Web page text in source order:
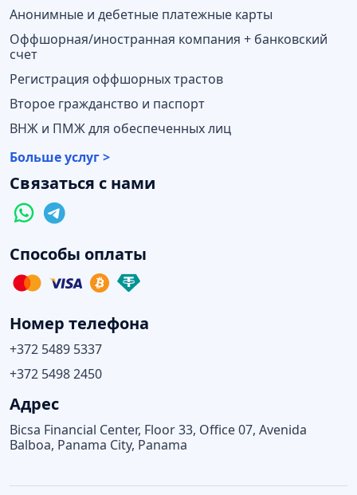
Анонимные и дебетные платежные карты
Оффшорная/иностранная компания + банковский
счет
Регистрация оффшорных трастов
Второе гражданство и паспорт
ВНЖ и ПМЖ для обеспеченных лиц
Больше услуг >
Связаться с нами
Способы оплаты
Номер телефона
+372 5489 5337
+372 5498 2450
Адрес
Bicsa Financial Center, Floor 33, Office 07, Avenida
Balboa, Panama City, Panama